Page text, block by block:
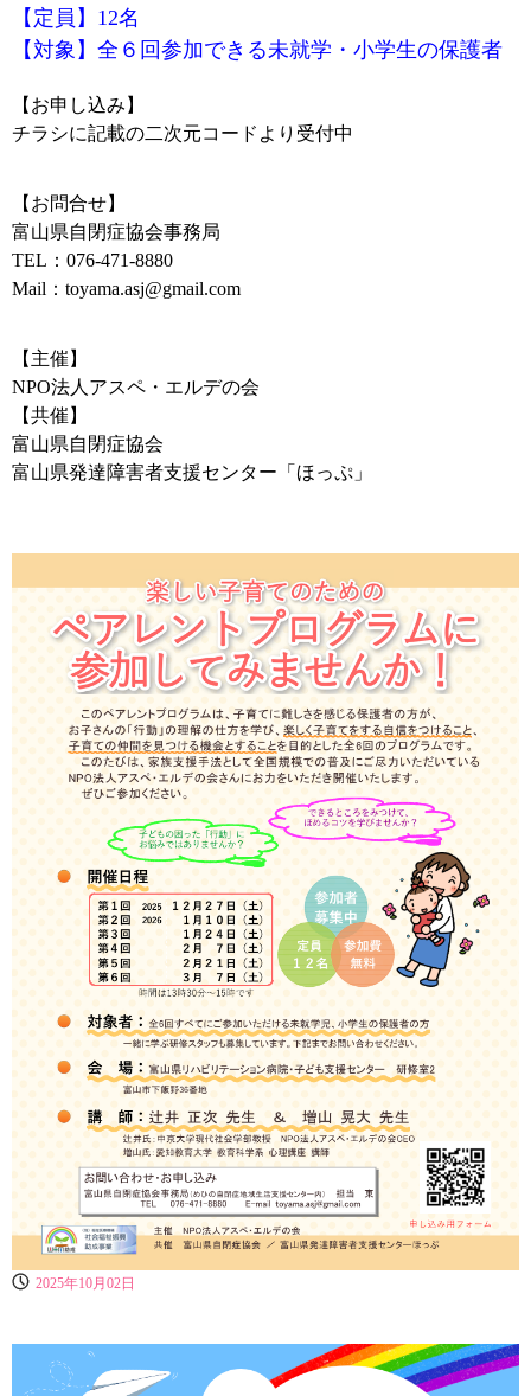
【定員】12名
【対象】全６回参加できる未就学・小学生の保護者
【お申し込み】
チラシに記載の二次元コードより受付中
【お問合せ】
富山県自閉症協会事務局
TEL：076-471-8880
Mail：toyama.asj@gmail.com
【主催】
NPO法人アスペ・エルデの会
【共催】
富山県自閉症協会
富山県発達障害者支援センター「ほっぷ」
2025年10月02日